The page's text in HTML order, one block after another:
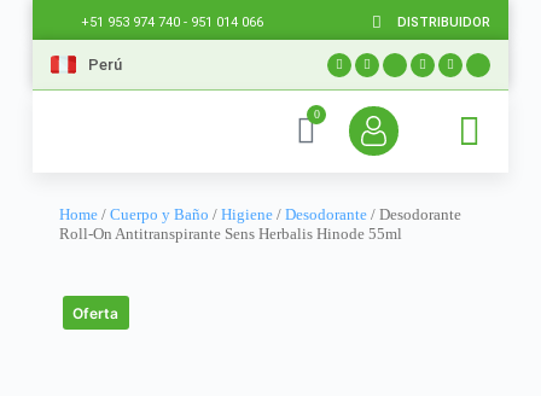
+51 953 974 740 - 951 014 066 DISTRIBUIDOR
Perú
0
Home/ Cuerpo y Baño / Higiene/ Desodorante/ Desodorante
Roll-On Antitranspirante Sens Herbalis Hinode 55ml
Oferta